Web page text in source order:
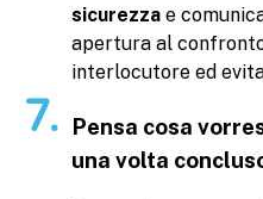
sicurezza e
apertura al
interlocutore ed
Pensa cosa
una volta